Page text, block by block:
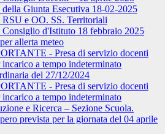
Giunta Esecutiva 18-02-2025
RSU e OO. SS. Territoriali
Consiglio d'Istituto 18 febbraio 2025
allerta meteo
- Presa di servizio docenti
a tempo indeterminato
del 27/12/2024
- Presa di servizio docenti
a tempo indeterminato
e Ricerca – Sezione Scuola.
prevista per la giornata del 04 aprile